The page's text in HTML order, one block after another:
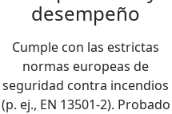
desempeño
Cumple con las estrictas
normas europeas de
seguridad contra incendios
(p. ej., EN 13501-2). Probado